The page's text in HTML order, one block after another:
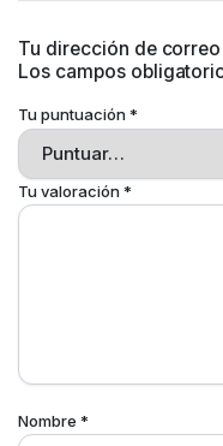
Tu dirección de
Los campos
Tu puntuación*
Tu valoración*
Nombre *